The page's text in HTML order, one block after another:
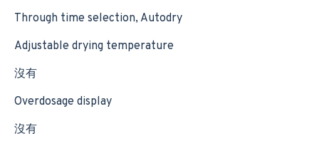
Through time selection, Autodry
Adjustable drying temperature
沒有
Overdosage display
沒有